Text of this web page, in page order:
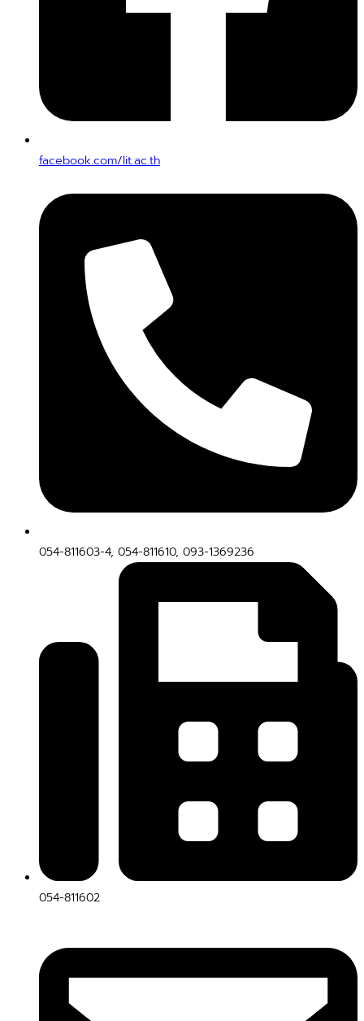
facebook.com/lit.ac.th
054-811603-4, 054-811610, 093-1369236
054-811602